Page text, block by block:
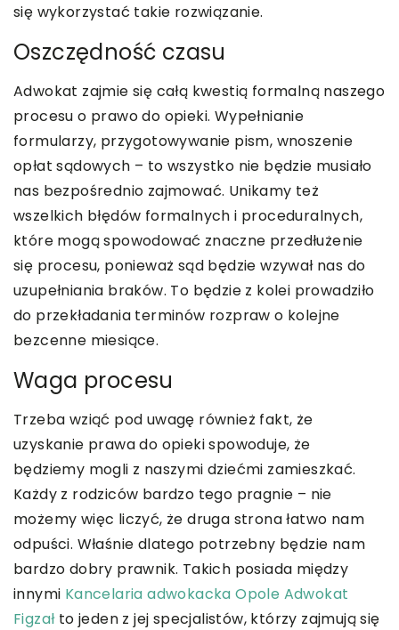
się wykorzystać takie rozwiązanie.
Oszczędność czasu
Adwokat zajmie się całą kwestią formalną naszego
procesu o prawo do opieki. Wypełnianie
formularzy, przygotowywanie pism, wnoszenie
opłat sądowych – to wszystko nie będzie musiało
nas bezpośrednio zajmować. Unikamy też
wszelkich błędów formalnych i proceduralnych,
które mogą spowodować znaczne przedłużenie
się procesu, ponieważ sąd będzie wzywał nas do
uzupełniania braków. To będzie z kolei prowadziło
do przekładania terminów rozpraw o kolejne
bezcenne miesiące.
Waga procesu
Trzeba wziąć pod uwagę również fakt, że
uzyskanie prawa do opieki spowoduje, że
będziemy mogli z naszymi dziećmi zamieszkać.
Każdy z rodziców bardzo tego pragnie – nie
możemy więc liczyć, że druga strona łatwo nam
odpuści. Właśnie dlatego potrzebny będzie nam
bardzo dobry prawnik. Takich posiada między
innymi Kancelaria adwokacka Opole Adwokat
Figzałto jeden z jej specjalistów, którzy zajmują się